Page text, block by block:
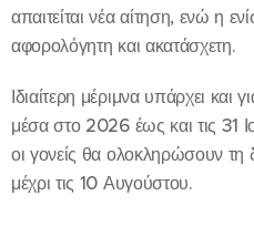
απαιτείται νέα αίτηση, ενώ η
αφορολόγητη και ακατάσχετη.
Ιδιαίτερη μέριμνα υπάρχει και
μέσα στο 2026 έως και τις 31
οι γονείς θα ολοκληρώσουν
μέχρι τις 10 Αυγούστου.